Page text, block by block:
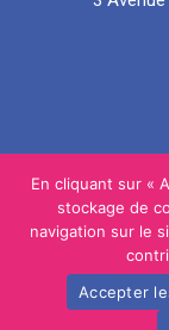
© 2026
En cliquant sur «
stockage de
navigation sur le
Accepter